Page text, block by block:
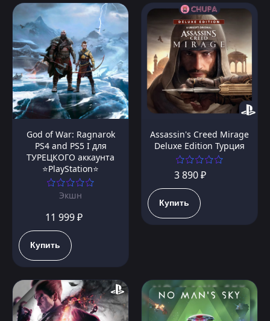
God of War: Ragnarok
PS4 and PS5 I для
ТУРЕЦКОГО аккаунта
⭐PlayStation⭐
Экшн
11 999 ₽
Купить
Assassin's Creed Mirage
Deluxe Edition Турция
3 890 ₽
Купить